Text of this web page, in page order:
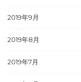
2019年9月
2019年8月
2019年7月